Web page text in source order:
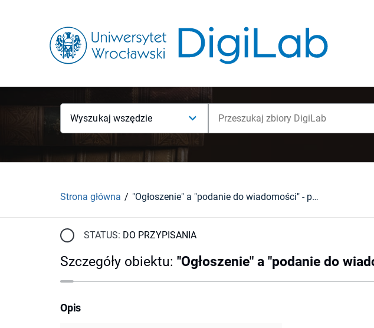
Wyszukaj wszędzie
Strona główna "Ogłoszenie" a "podanie do wiadomości" - problemy nie tylko semantyczne
STATUS: DO PRZYPISANIA
Szczegóły obiektu: "Ogłoszenie" a "podanie do
Opis